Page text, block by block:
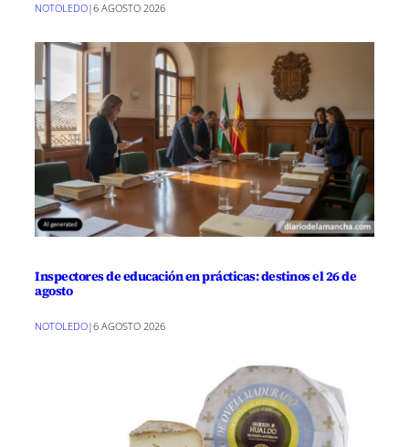
NOTOLEDO|6 AGOSTO 2026
Inspectores de educación en prácticas: destinos el 26 de
agosto
NOTOLEDO|6 AGOSTO 2026